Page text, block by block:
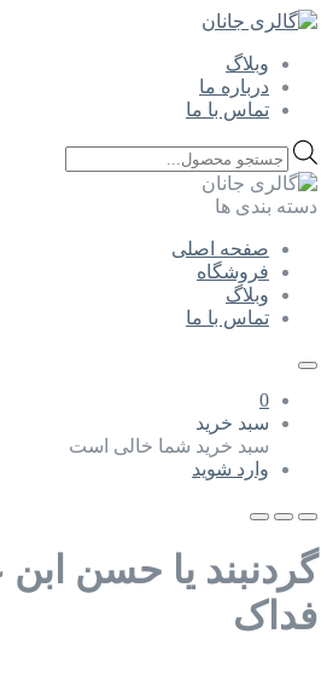
وبلاگ
درباره ما
تماس با ما
Products
search
دسته بندی ها
صفحه اصلی
فروشگاه
وبلاگ
تماس با ما
0
سبد خرید
سبد خرید شما خالی است
وارد شوید
گردنبند یا حسن
فداک